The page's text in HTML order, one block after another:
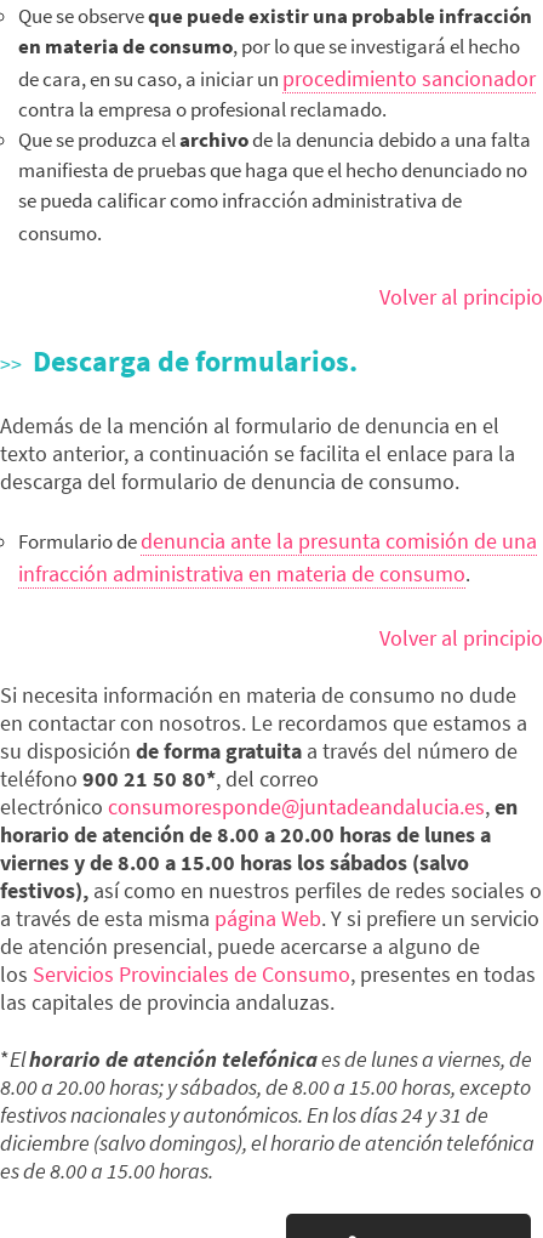
Que se observeque puede existir una probable infracción
en materia de consumo, por lo que se investigará el hecho
de cara, en su caso, a iniciar un procedimiento sancionador
contra la empresa o profesional reclamado.
Que se produzca elarchivode la denuncia debido a una falta
manifiesta de pruebas que haga que el hecho denunciado no
se pueda calificar como infracción administrativa de
consumo.
Volver al principio
Descarga de formularios.
Además de la mención al formulario de denuncia en el
texto anterior, a continuación se facilita el enlace para la
descarga del formulario de denuncia de consumo.
Formulario dedenuncia ante la presunta comisión de una
infracción administrativa en materia de consumo.
Volver al principio
Si necesita información en materia de consumo no dude
en contactar con nosotros. Le recordamos que estamos a
su disposición de forma gratuita a través del número de
teléfono 900 21 50 80*, del correo
electrónico consumoresponde@juntadeandalucia.es,en
horario de atención de 8.00 a 20.00 horas de lunes a
viernes y de 8.00 a 15.00 horas los sábados (salvo
festivos), así como en nuestros perfiles de redes sociales o
a través de esta misma página Web. Y si prefiere un servicio
de atención presencial, puede acercarse a alguno de
los Servicios Provinciales de Consumo, presentes en todas
las capitales de provincia andaluzas.
*Elhorario de atención telefónicaes de lunes a viernes, de
8.00 a 20.00 horas; y sábados, de 8.00 a 15.00 horas, excepto
festivos nacionales y autonómicos. En los días 24 y 31 de
diciembre (salvo domingos), el horario de atención telefónica
es de 8.00 a 15.00 horas.